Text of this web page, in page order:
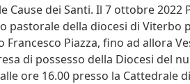
Cause dei Santi. Il 7 ottobre 2022
pastorale della diocesi di Viterbo
Francesco Piazza, fino ad allora
di possesso della Diocesi del
ore 16.00 presso la Cattedrale